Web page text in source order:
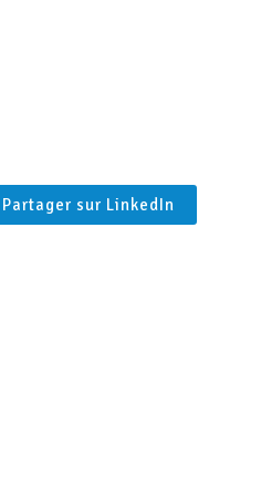
Partager sur LinkedIn